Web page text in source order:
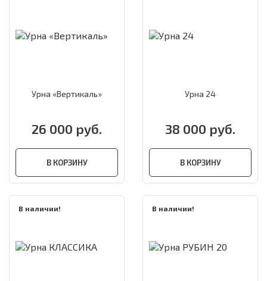
Урна «Вертикаль»
26 000 руб.
В КОРЗИНУ
Урна 24
38 000 руб.
В КОРЗИНУ
В наличии! В наличии!